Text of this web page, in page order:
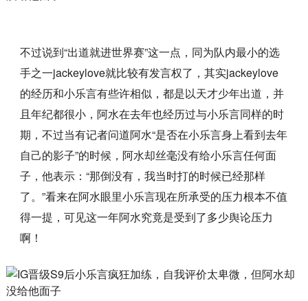
不过说到“出道就进世界赛”这一点，同为队内最小的选
手之一jackeylove就比较有发言权了，其实jackeylove
的经历和小乐言有些许相似，都是以天才少年出道，并
且年纪都很小，阿水在去年也经历过与小乐言同样的时
期，不过当有记者问道阿水“是否在小乐言身上看到去年
自己的影子”的时候，阿水却丝毫没有给小乐言任何面
子，他表示：“那倒没有，我当时打的时候已经那样
了。”看来在阿水眼里小乐言现在所承受的压力根本不值
得一提，可见这一年阿水究竟是受到了多少舆论压力
啊！